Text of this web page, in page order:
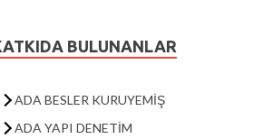
BULUNANLAR
KUŞADASI SETUR MARINA
ADA YAPI DENETİM
DR.ALİ ALKIŞ